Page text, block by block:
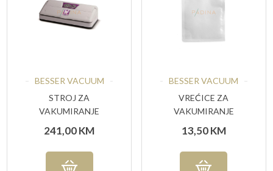
BESSER VACUUM
STROJ ZA
VAKUMIRANJE
241,00KM
BESSER VACUUM
VREĆICE ZA
VAKUMIRANJE
20X30 CM, 5O KOM
13,50KM